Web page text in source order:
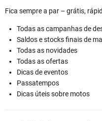
Fica sempre a par – grátis,
Todas as campanhas de
Saldos e stocks finais de
Todas as novidades
Todas as ofertas
Dicas de eventos
Passatempos
Dicas úteis sobre motos